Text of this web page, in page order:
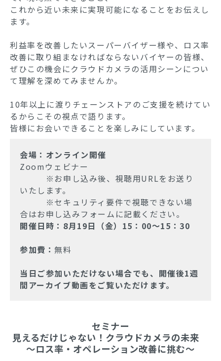
これから近い未来に実現可能になることをお伝えし
ます。
利益率を改善したいスーパーバイザー様や、ロス率
改善に取り組まなければならないバイヤーの皆様、
ぜひこの機会にクラウドカメラの活用シーンについ
て理解を深めてみませんか。
10年以上に渡りチェーンストアのご支援を続けてい
るからこその視点で語ります。
皆様にお会いできることを楽しみにしています。
会場： オンライン開催
Zoomウェビナー
※お申し込み後、視聴用URLをお送り
いたします。
※セキュリティ要件で視聴できない場
合はお申し込みフォームに記載ください。
開催日時：8月19日（金）15：00～15：30
参加費：無料
当日ご参加いただけない場合でも、開催後1週
間アーカイブ動画をご覧いただけます。
セミナー
見えるだけじゃない！クラウドカメラの未来
～ロス率・オペレーション改善に挑む～